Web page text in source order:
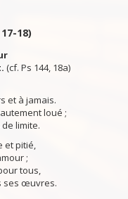
18)
(cf. Ps 144, 18a)
et à jamais.
loué ;
limite.
et pitié,
;
tous,
ses œuvres.